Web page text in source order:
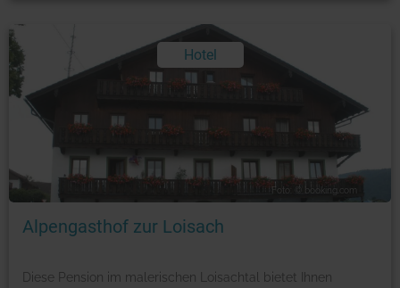
Hotel
Foto: © booking.com
Alpengasthof zur Loisach
Diese Pension im malerischen Loisachtal bietet Ihnen